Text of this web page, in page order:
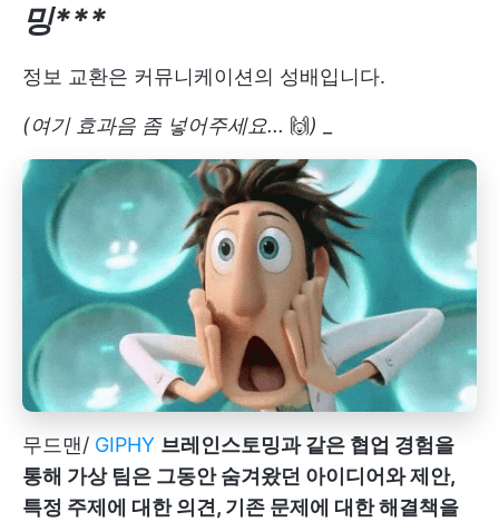
밍***
정보 교환은 커뮤니케이션의 성배입니다.
(여기 효과음 좀 넣어주세요... 🙌)
무드맨/ GIPHY 브레인스토밍과 같은 협업 경험을
통해 가상 팀은 그동안 숨겨왔던 아이디어와 제안,
특정 주제에 대한 의견, 기존 문제에 대한 해결책을